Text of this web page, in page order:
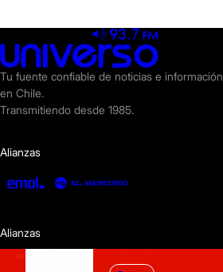
Tu fuente confiable de noticias e información
en Chile.
Transmitiendo desde 1985.
Alianzas
Alianzas